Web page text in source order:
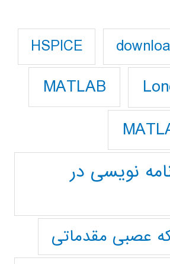
HSPICE
MATLAB
نویسی در
عصبی مقدماتی